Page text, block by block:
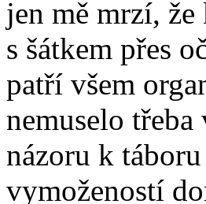
jen mě mrzí,
s šátkem přes
patří všem
nemuselo
názoru k
vymožeností